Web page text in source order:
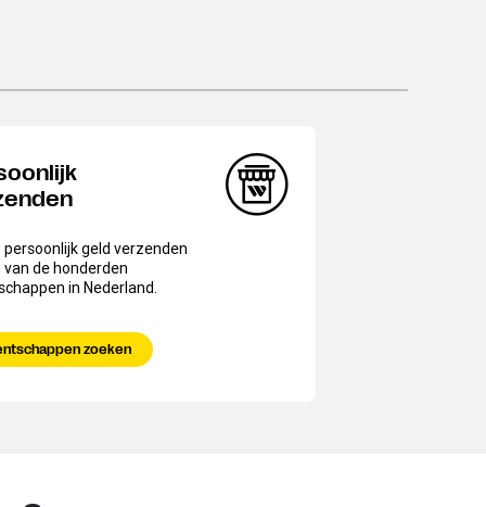
persoonlijk geld verzenden
van de honderden
in Nederland.
zoeken